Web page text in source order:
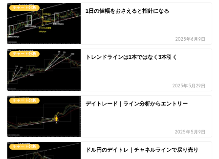
チャート分析
1日の値幅をおさえると指針になる
2025年6月9日
チャート分析
トレンドラインは1本ではなく3本引く
2025年5月29日
チャート分析
デイトレード｜ライン分析からエントリー
2025年5月9日
チャート分析
ドル円のデイトレ｜チャネルラインで戻り売り